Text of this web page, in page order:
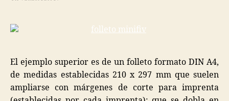
El ejemplo superior es de un folleto formato DIN A4,
de medidas establecidas 210 x 297 mm que suelen
ampliarse con márgenes de corte para imprenta